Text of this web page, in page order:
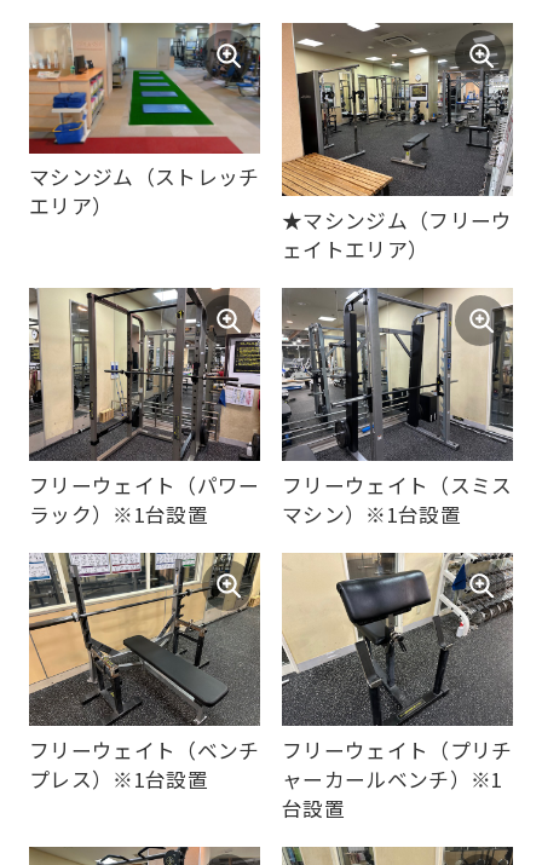
マシンジム（ストレッチ
エリア）
★マシンジム（フリーウ
ェイトエリア）
フリーウェイト（パワー
ラック）※1台設置
フリーウェイト（スミス
マシン）※1台設置
フリーウェイト（ベンチ
プレス）※1台設置
フリーウェイト（プリチ
ャーカールベンチ）※1
台設置
an
automatic
translation
service,
the
Japanese
version
of
this
website
will
be
translated
mechanically,
may
not
be
an
accurate
translation.